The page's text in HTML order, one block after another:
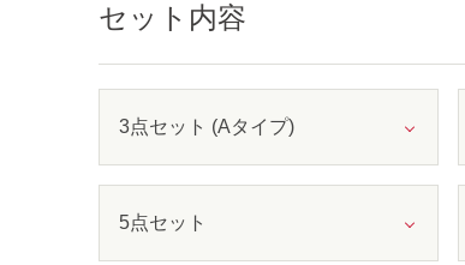
セット内容
3点セット (Aタイプ)
5点セット